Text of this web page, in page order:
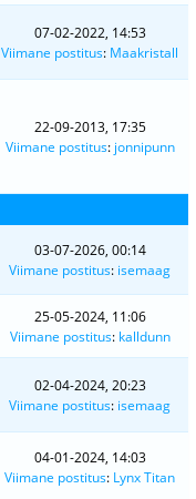
07-02-2022, 14:53
Viimane postitus: Maakristall
22-09-2013, 17:35
Viimane postitus: jonnipunn
03-07-2026, 00:14
Viimane postitus: isemaag
25-05-2024, 11:06
Viimane postitus: kalldunn
02-04-2024, 20:23
Viimane postitus: isemaag
04-01-2024, 14:03
Viimane postitus: Lynx Titan